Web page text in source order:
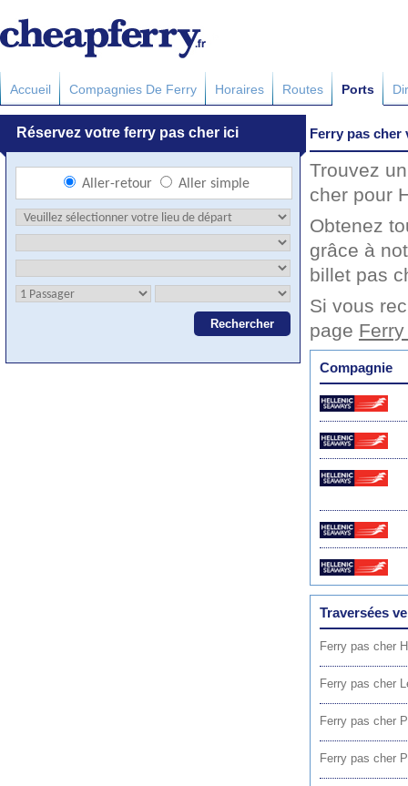
Accueil Compagnies De Ferry Horaires Routes Ports
Ferry pas cher
Trouvez
cher pour
Obtenez
grâce à
billet pas
Si vous
page
Compagnie
Traversées
Ferry pas cher
Ferry pas cher
Ferry pas cher
Ferry pas cher